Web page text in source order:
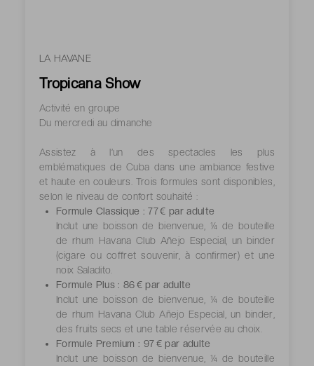
LA HAVANE
Tropicana Show
Activité en groupe
Du mercredi au dimanche
Assistez à l’un des spectacles les plus
emblématiques de Cuba dans une ambiance festive
et haute en couleurs. Trois formules sont disponibles,
selon le niveau de confort souhaité :
Formule Classique : 77 € par adulte
Inclut une boisson de bienvenue, ¼ de bouteille
de rhum Havana Club Añejo Especial, un binder
(cigare ou coffret souvenir, à confirmer) et une
noix Saladito.
Formule Plus : 86 € par adulte
Inclut une boisson de bienvenue, ¼ de bouteille
de rhum Havana Club Añejo Especial, un binder,
des fruits secs et une table réservée au choix.
Formule Premium : 97 € par adulte
Inclut une boisson de bienvenue, ¼ de bouteille